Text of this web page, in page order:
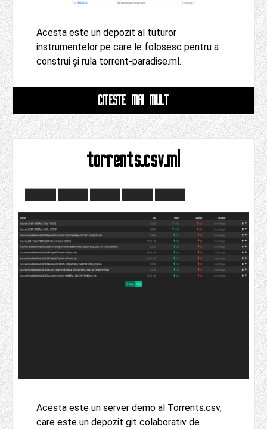
Acesta este un depozit al tuturor
instrumentelor pe care le folosesc pentru a
construi și rula torrent-paradise.ml.
CITESTE MAI MULT
torrents.csv.ml
Acesta este un server demo al Torrents.csv,
care este un depozit git colaborativ de